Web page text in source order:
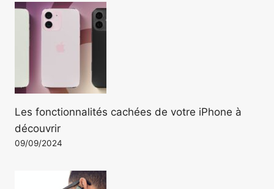
Les fonctionnalités cachées de votre iPhone à
découvrir
09/09/2024